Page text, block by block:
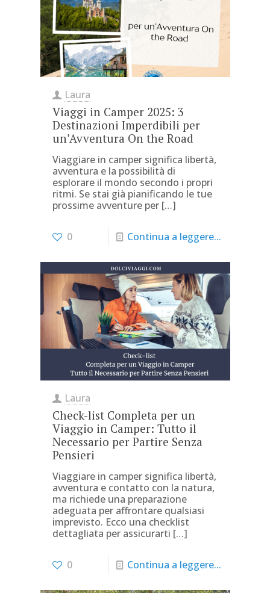
Laura
Viaggi in Camper 2025: 3
Destinazioni Imperdibili per
un’Avventura On the Road
Viaggiare in camper significa libertà,
avventura e la possibilità di
esplorare il mondo secondo i propri
ritmi. Se stai già pianificando le tue
prossime avventure per[…]
0 Continua a leggere...
Laura
Check-list Completa per un
Viaggio in Camper: Tutto il
Necessario per Partire Senza
Pensieri
Viaggiare in camper significa libertà,
avventura e contatto con la natura,
ma richiede una preparazione
adeguata per affrontare qualsiasi
imprevisto. Ecco una checklist
dettagliata per assicurarti […]
0 Continua a leggere...